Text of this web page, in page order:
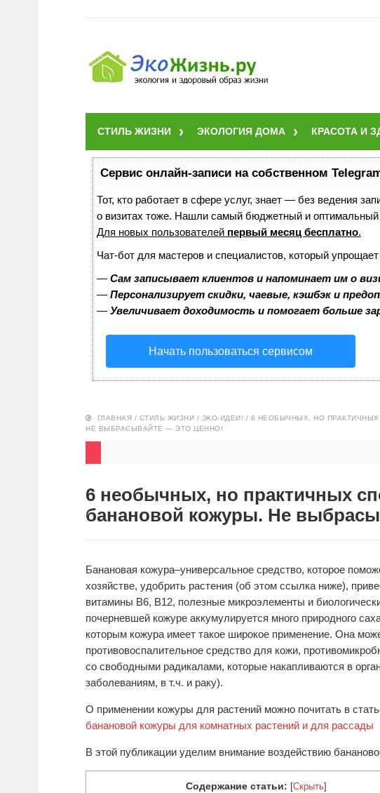
СТИЛЬ ЖИЗНИ ЭКОЛОГИЯ ДОМА КРАСОТА И
Сервис онлайн-записи на собственном
Тот, кто работает в сфере услуг, знает — без ведения
о визитах тоже. Нашли самый бюджетный и оптимальный
Для новых пользователей первый месяц бесплатно.
Чат-бот для мастеров и специалистов, который
— Сам записывает клиентов и напоминает им о
— Персонализирует скидки, чаевые, кэшбэк и
— Увеличивает доходимость и помогает больше
Начать пользоваться сервисом
ГЛАВНАЯ / СТИЛЬ ЖИЗНИ / ЭКО-ИДЕИ! / 6 НЕОБЫЧНЫХ, НО
НЕ ВЫБРАСЫВАЙТЕ — ЭТО ЦЕННО!
6 необычных, но практичных
банановой кожуры. Не
Банановая кожура–универсальное средство, которое
хозяйстве, удобрить растения (об этом ссылка ниже),
витамины B6, B12, полезные микроэлементы и
почерневшей кожуре аккумулируется много природного
которым кожура имеет такое широкое применение. Она
противовоспалительное средство для кожи,
со свободными радикалами, которые накапливаются в
заболеваниям, в т.ч. и раку).
О применении кожуры для растений можно почитать в
банановой кожуры для комнатных растений и для рассады
В этой публикации уделим внимание воздействию
Содержание статьи: [Скрыть]